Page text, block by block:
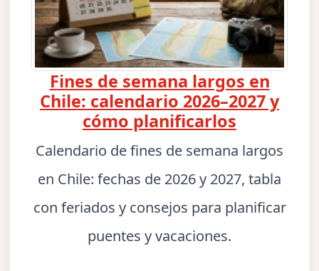
Fines de semana largos en
Chile: calendario 2026–2027 y
cómo planificarlos
Calendario de fines de semana largos
en Chile: fechas de 2026 y 2027, tabla
con feriados y consejos para planificar
puentes y vacaciones.